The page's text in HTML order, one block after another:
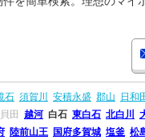
石 須賀川 安積永盛 郡山 日和
貝田 越河 白石 東白石 北白川
陸前山王 国府多賀城 塩釜 松